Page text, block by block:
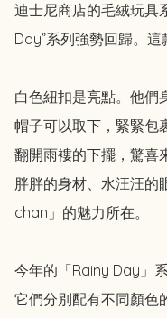
迪士尼商店的毛絨玩具
Day”系列強勢回歸。這
白色紐扣是亮點。他們
帽子可以取下，緊緊包
翻開雨褸的下擺，驚喜
胖胖的身材、水汪汪
chan」的魅力所在。
今年的「Rainy Day」
它們分別配有不同顏色